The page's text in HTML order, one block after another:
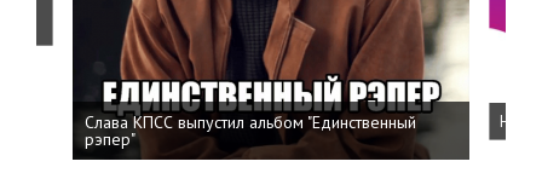
Слава КПСС выпустил альбом "Единственный
рэпер"